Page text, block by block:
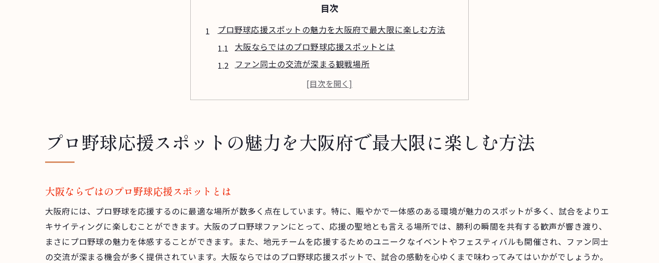
目次
プロ野球応援スポットの魅力を大阪府で最大限に楽しむ方法
大阪ならではのプロ野球応援スポットとは
ファン同士の交流が深まる観戦場所
試合観戦を楽しむための準備
応援グッズと共に盛り上がる方法
プロ野球応援を楽しむためのマナーとルール
プロ野球観戦をさらに盛り上げる大阪府の特別な場所
ライブビューイングが楽しめる場所の選び方
家族で訪れたいプロ野球応援スポット
プロ野球初心者にも優しい観戦場所
プロ野球応援スポットの魅力を大阪府で最大限に楽しむ方法
大阪ならではのプロ野球応援スポットとは
大阪府には、プロ野球を応援するのに最適な場所が数多く点在しています。特に、賑やかで一体感のある環境が魅力のスポットが多く、試合をよりエ
キサイティングに楽しむことができます。大阪のプロ野球ファンにとって、応援の聖地とも言える場所では、勝利の瞬間を共有する歓声が響き渡り、
まさにプロ野球の魅力を体感することができます。また、地元チームを応援するためのユニークなイベントやフェスティバルも開催され、ファン同士
の交流が深まる機会が多く提供されています。大阪ならではのプロ野球応援スポットで、試合の感動を心ゆくまで味わってみてはいかがでしょうか。